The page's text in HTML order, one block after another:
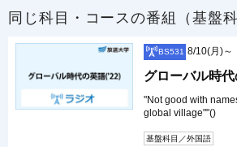
同じ科目・コースの番組（基盤
BS531 8/10(月)～
グローバル時
"Not good with
global village""()
基盤科目／外国語